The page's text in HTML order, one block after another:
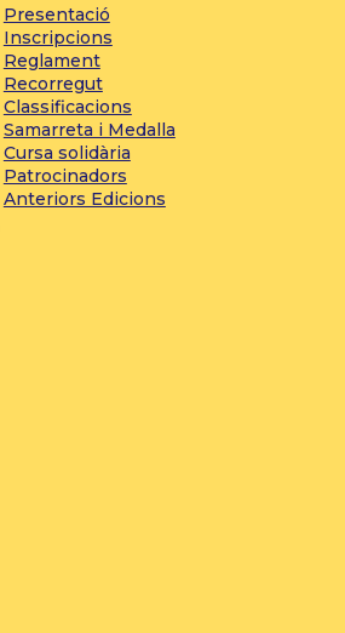
Presentació
Inscripcions
Reglament
Recorregut
Classificacions
Samarreta i Medalla
Cursa solidària
Patrocinadors
Anteriors Edicions